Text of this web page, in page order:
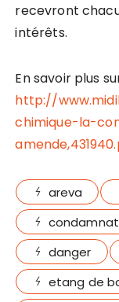
recevront
intérêts.
En savoir plus
http://
chimique-la-
areva
danger
etang de